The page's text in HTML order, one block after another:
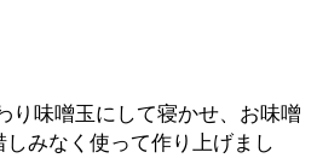
り味噌玉にして寝かせ、お味噌
しみなく使って作り上げまし